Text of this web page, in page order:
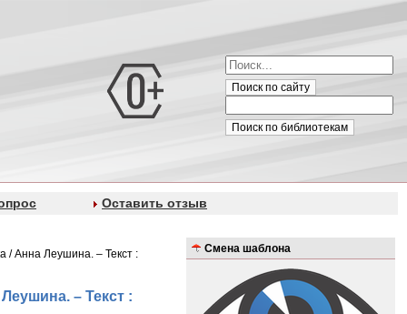
Поиск по сайту
Поиск по библиотекам
Оставить отзыв
/ Анна Леушина. – Текст :
– Текст :
Смена шаблона